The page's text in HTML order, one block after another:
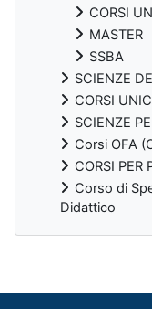
CORSI
MASTER
SSBA
SCIENZE
CORSI
SCIENZE
Corsi OFA
CORSI PER
Corso di
Didattico